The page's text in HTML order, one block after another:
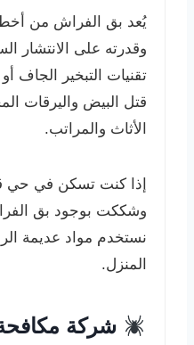
يُعد بق الفراش من
وقدرته على الانتشار
تقنيات التبخير الجاف
قتل البيض واليرقات
الأثاث والمراتب.
إذا كنت تسكن في حي
وشككت بوجود بق
نستخدم مواد عديمة
المنزل.
شركة